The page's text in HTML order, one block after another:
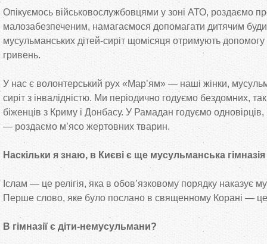
Опікуємось військовослужбовцями у зоні АТО, роздаємо
малозабезпеченим, намагаємося допомагати дитячим
мусульманських дітей-сиріт щомісяця отримують допомогу
гривень.
У нас є волонтерський рух «Мар’ям» — наші жінки,
сиріт з інвалідністю. Ми періодично годуємо бездомних,
біженців з Криму і Донбасу. У Рамадан годуємо
— роздаємо м’ясо жертовних тварин.
Наскільки я знаю, в Києві є ще мусульманська
Іслам — це релігія, яка в обов’язковому порядку наказує
Перше слово, яке було послано в священному Корані —
В гімназії є діти-немусульмани?